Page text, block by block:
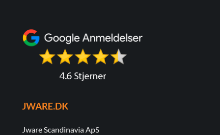
JWARE.DK
Jware Scandinavia ApS